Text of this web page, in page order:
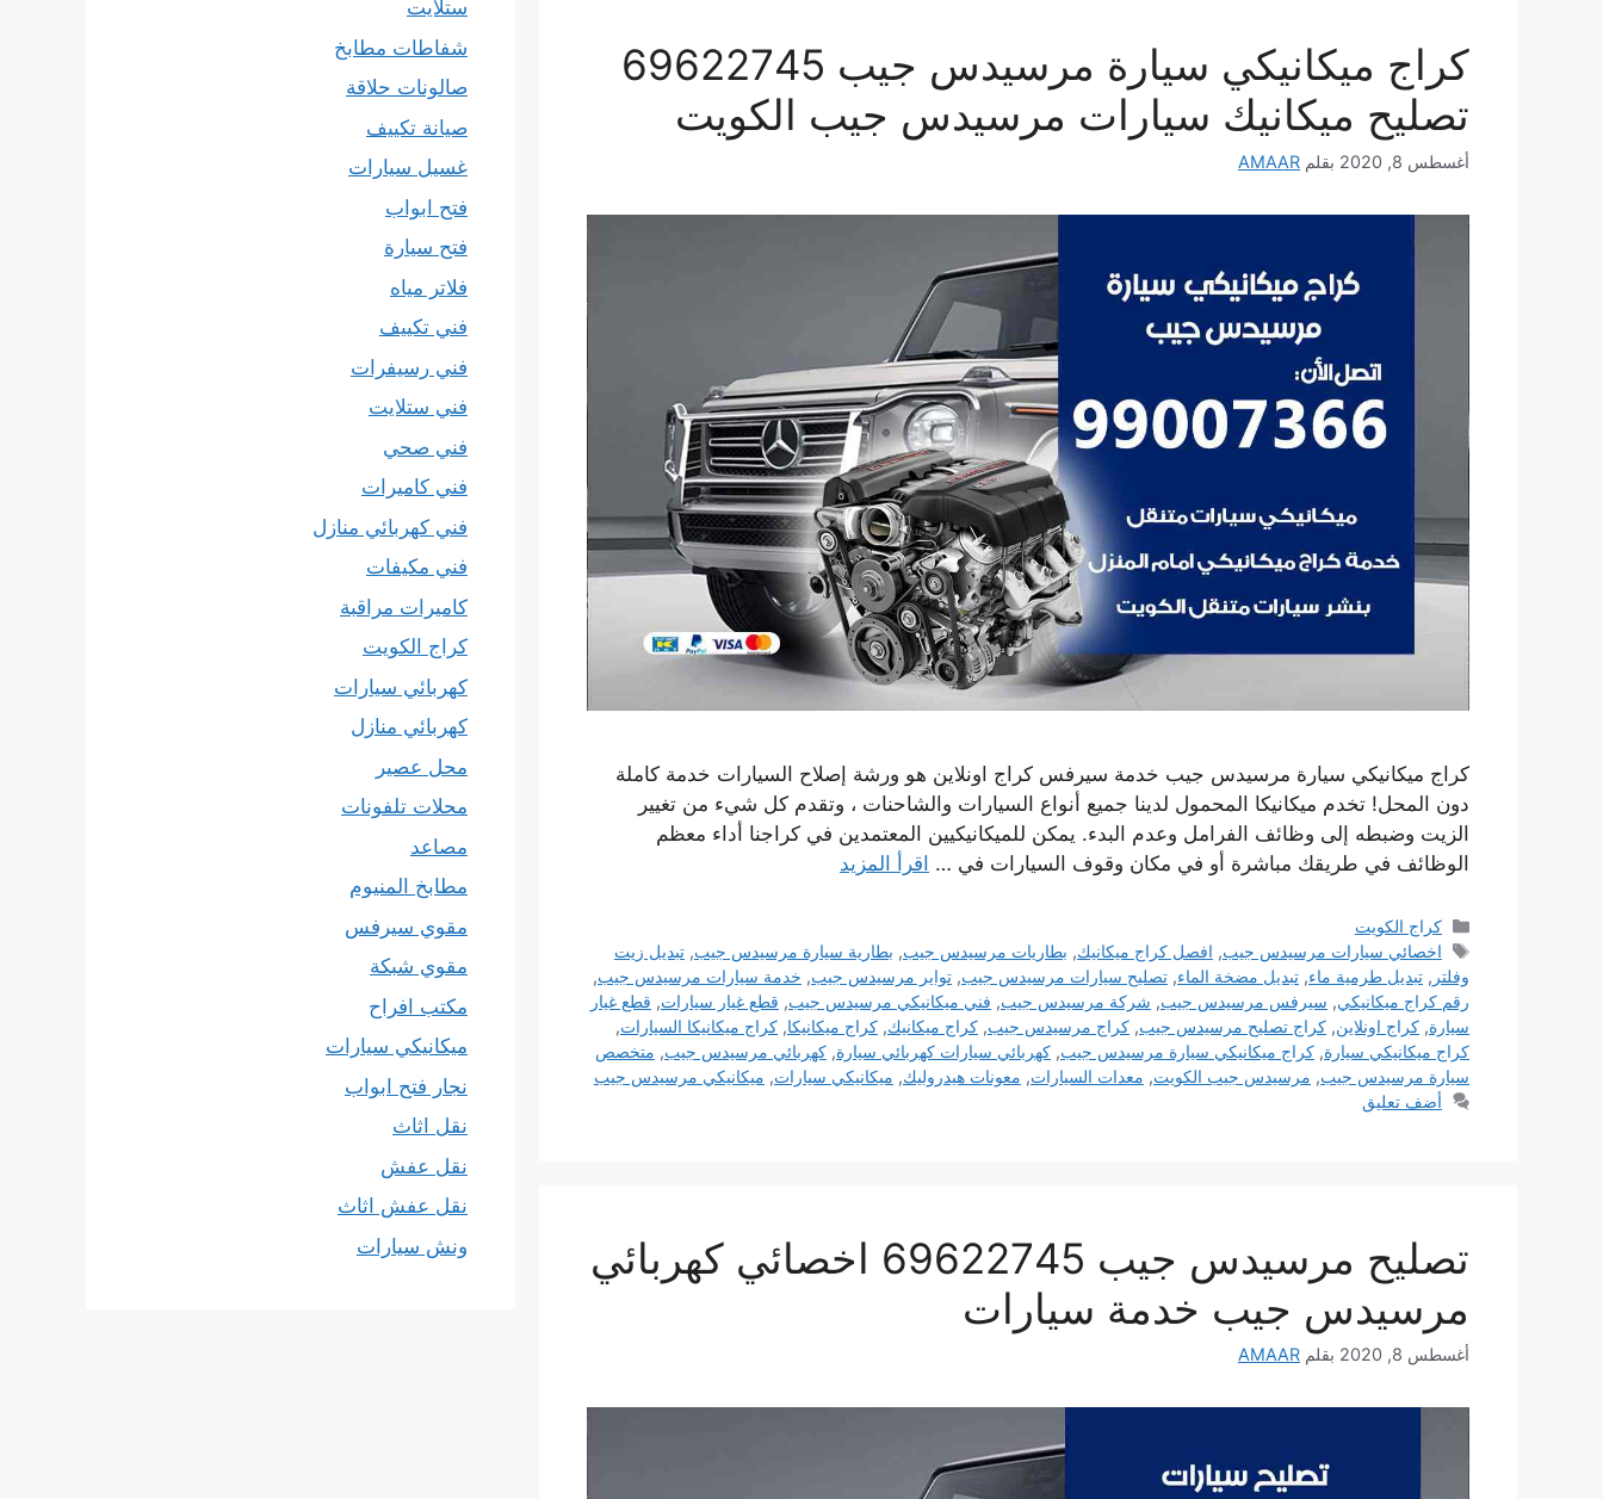
كراج ميكانيكي سيارة مرسيدس جيب 69622745
تصليح ميكانيك سيارات مرسيدس جيب الكويت
أغسطس 8, 2020 بقلم AMAAR
كراج ميكانيكي سيارة مرسيدس جيب خدمة سيرفس كراج اونلاين هو ورشة إصلاح السيارات خدمة كاملة
دون المحل! تخدم ميكانيكا المحمول لدينا جميع أنواع السيارات والشاحنات ، وتقدم كل شيء من تغيير
الزيت وضبطه إلى وظائف الفرامل وعدم البدء. يمكن للميكانيكيين المعتمدين في كراجنا أداء معظم
الوظائف في طريقك مباشرة أو في مكان وقوف السيارات في … اقرأ المزيد
التصنيفات
كراج الكويت
الوسوم
اخصائي سيارات مرسيدس جيب, افصل كراج ميكانيك, بطاريات مرسيدس جيب, بطارية سيارة مرسيدس جيب,تبديل زيت
وفلتر , تبديل طرمية ماء, تبديل مضخة الماء, تصليح سيارات مرسيدس جيب, تواير مرسيدس جيب, خدمة سيارات مرسيدس جيب,
رقم كراج ميكانيكي, سيرفس مرسيدس جيب, شركة مرسيدس جيب, فني ميكانيكي مرسيدس جيب, قطع غيار سيارات, قطع غيار
سيارة, كراج اونلاين, كراج تصليح مرسيدس جيب, كراج مرسيدس جيب, كراج ميكانيك, كراج ميكانيكا, كراج ميكانيكا السيارات,
كراج ميكانيكي سيارة, كراج ميكانيكي سيارة مرسيدس جيب, كهربائي سيارات كهربائي سيارة, كهربائي مرسيدس جيب, متخصص
سيارة مرسيدس جيب, مرسيدس جيب الكويت, معدات السيارات, معونات هيدروليك, ميكانيكي سيارات, ميكانيكي مرسيدس جيب
أضف تعليق
تصليح مرسيدس جيب 69622745 اخصائي كهربائي
مرسيدس جيب خدمة سيارات
أغسطس 8, 2020 بقلم AMAAR
ستلايت
شفاطات مطابخ
صالونات حلاقة
صيانة تكييف
غسيل سيارات
فتح ابواب
فتح سيارة
فلاتر مياه
فني تكييف
فني رسيفرات
فني ستلايت
فني صحي
فني كاميرات
فني كهربائي منازل
فني مكيفات
كاميرات مراقبة
كراج الكويت
كهربائي سيارات
كهربائي منازل
محل عصير
محلات تلفونات
مصاعد
مطابخ المنيوم
مقوي سيرفس
مقوي شبكة
مكتب افراح
ميكانيكي سيارات
نجار فتح ابواب
نقل اثاث
نقل عفش
نقل عفش اثاث
ونش سيارات